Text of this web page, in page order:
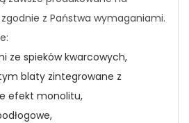
z Państwa wymaganiami.
ze spieków kwarcowych,
blaty zintegrowane z
efekt monolitu,